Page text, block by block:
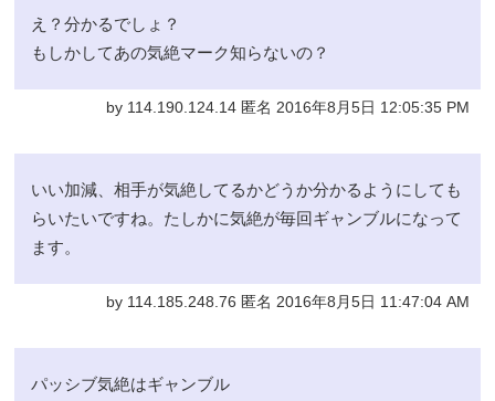
え？分かるでしょ？
もしかしてあの気絶マーク知らないの？
by 114.190.124.14 匿名 2016年8月5日 12:05:35 PM
いい加減、相手が気絶してるかどうか分かるようにしても
らいたいですね。たしかに気絶が毎回ギャンブルになって
ます。
by 114.185.248.76 匿名 2016年8月5日 11:47:04 AM
パッシブ気絶はギャンブル